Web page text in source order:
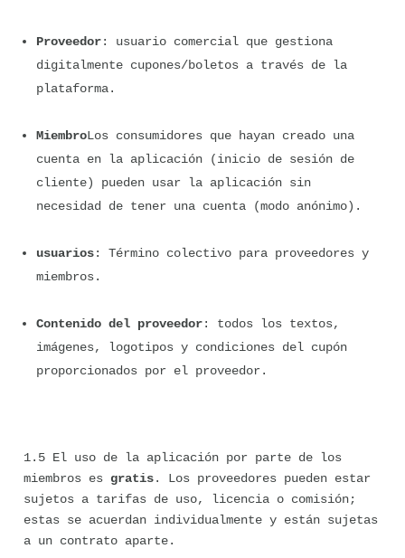
Proveedor: usuario comercial que gestiona
digitalmente cupones/boletos a través de la
plataforma.
MiembroLos consumidores que hayan creado una
cuenta en la aplicación (inicio de sesión de
cliente) pueden usar la aplicación sin
necesidad de tener una cuenta (modo anónimo).
usuarios: Término colectivo para proveedores y
miembros.
Contenido del proveedor: todos los textos,
imágenes, logotipos y condiciones del cupón
proporcionados por el proveedor.
1.5 El uso de la aplicación por parte de los
miembros es gratis. Los proveedores pueden estar
sujetos a tarifas de uso, licencia o comisión;
estas se acuerdan individualmente y están sujetas
a un contrato aparte.